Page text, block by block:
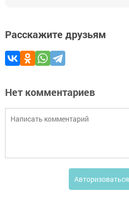
Расскажите друзьям
Нет комментариев
Авторизоваться